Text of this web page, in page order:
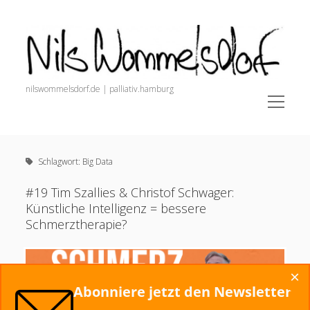
Nils
Wommelsdorf
nilswommelsdorf.de | palliativ.hamburg
open
menu
painnursing.de (Alle Infos für Pain Nurses)
Schmerz. Der Podcast.
open
menu
Veröffentlichungen
Dozententätigkeit
Schlagwort: Big Data
#19 Tim Szallies & Christof Schwager:
Künstliche Intelligenz = bessere
Schmerztherapie?
Abonniere jetzt den Newsletter
×